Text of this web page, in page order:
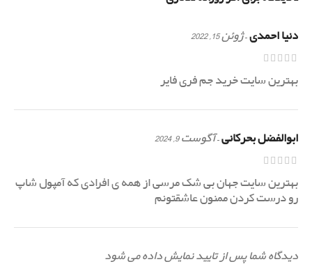
دنیا احمدی–ژوئن 15, 2022
بهترین سایت خرید جم فری فایر
ابوالفضل بحرکانی–آگوست 9, 2024
بهترین سایت جهان بی شک مرسی از همه ی افرادی که آمپول شاپ
رو درست کردن ممنون عاشقتونم
دیدگاه شما پس از تایید نمایش داده می شود